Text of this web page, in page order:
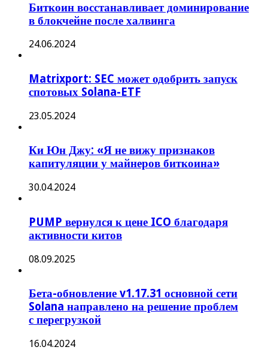
Биткоин восстанавливает доминирование
в блокчейне после халвинга
24.06.2024
Matrixport: SEC может одобрить запуск
спотовых Solana-ETF
23.05.2024
Ки Юн Джу: «Я не вижу признаков
капитуляции у майнеров биткоина»
30.04.2024
PUMP вернулся к цене ICO благодаря
активности китов
08.09.2025
Бета-обновление v1.17.31 основной сети
Solana направлено на решение проблем
с перегрузкой
16.04.2024